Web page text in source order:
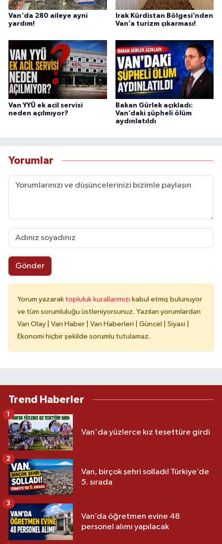
Van'da 280 aileye ayni
yardım!
Irak Kürdistan Bölgesi’nden
Van’a turizm çıkarması!
Van YYÜ ek acil servisi
neden açılmıyor?
Bakan Gürlek açıkladı:
Van’daki şüpheli ölüm
aydınlatıldı
Yorumlar
Gönder
Yorum yazarak topluluk kurallarımızı kabul etmiş bulunuyor
ve tüm sorumluluğu üstleniyorsunuz. Yazılan yorumlardan
Van Olay | Van Haber | Van Haberleri | Güncel | Siyasi |
Ekonomi hiçbir şekilde sorumlu tutulamaz.
Trend Haberler
Van'da yüzlerce kız tesettüre girdi
1
Van, birçok şehri solladı! Türkiye’de
5. sırada
2
Van’da öğretmen evine 48
personel alımı yapılacak
3